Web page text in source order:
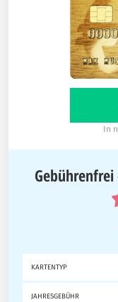
In
KARTENTYP
JAHRESGEBÜHR